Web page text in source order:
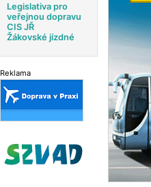
Legislativa pro
veřejnou dopravu
CIS JŘ
Žákovské jízdné
Reklama